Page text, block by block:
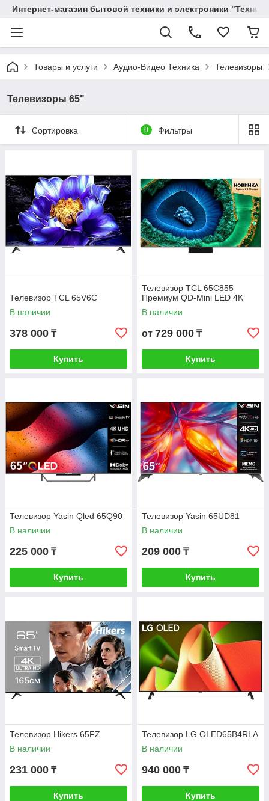
Интернет-магазин бытовой техники и электроники
Товары и услуги Аудио-Видео Техника Телевизоры
Телевизоры 65"
Сортировка 0 Фильтры
Телевизор TCL 65V6C
В наличии
378 000 ₸
Купить
Телевизор TCL 65C855
Премиум QD-Mini LED 4K
В наличии
от 729 000 ₸
Купить
Телевизор Yasin Qled 65Q90
В наличии
225 000 ₸
Купить
Телевизор Yasin 65UD81
В наличии
209 000 ₸
Купить
Телевизор Hikers 65FZ
В наличии
231 000 ₸
Купить
Телевизор LG OLED65B4RLA
В наличии
940 000 ₸
Купить